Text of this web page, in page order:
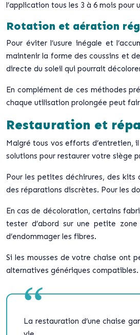
l’application tous les 3 à 6 mois
Rotation et aération
Pour éviter l’usure inégale et
maintenir la forme des coussins et
directe du soleil qui pourrait
En complément de ces méthodes
chaque utilisation prolongée peut
Restauration et
Malgré tous vos efforts d’entretien,
solutions pour restaurer votre siège
Pour les petites déchirures, des
des réparations discrètes. Pour les
En cas de décoloration, certains
tester d’abord sur une petite
d’endommager les fibres.
Si les mousses de votre chaise ont
alternatives génériques
La restauration d’une chaise